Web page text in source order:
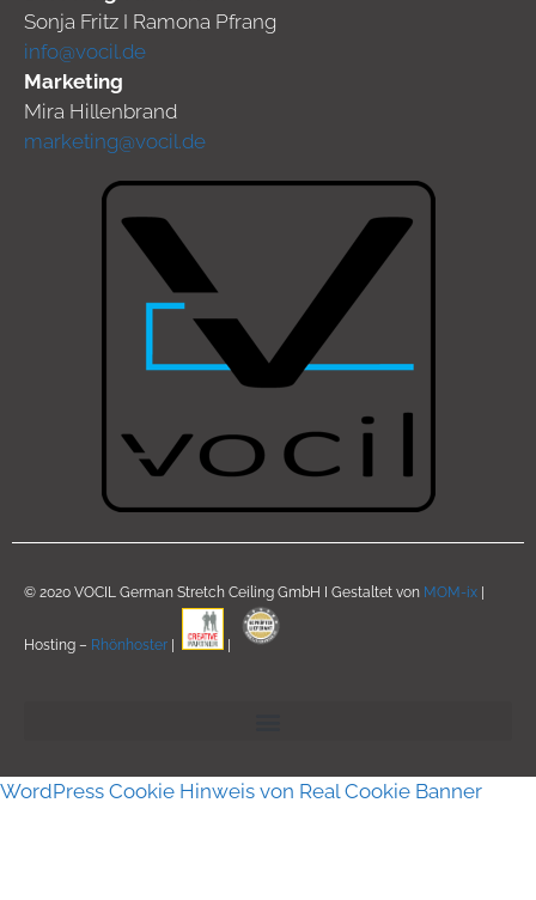
Sonja Fritz I Ramona Pfrang
info@vocil.de
Marketing
Mira Hillenbrand
marketing@vocil.de
© 2020 VOCIL German Stretch Ceiling GmbH I Gestaltet von MOM-ix
Hosting – Rhönhoster
WordPress Cookie Hinweis von Real Cookie Banner